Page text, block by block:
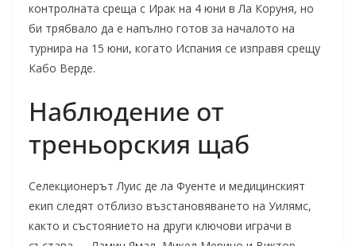
контролната среща с Ирак на 4 юни в Ла Коруня, но
би трябвало да е напълно готов за началото на
турнира на 15 юни, когато Испания се изправя срещу
Кабо Верде.
Наблюдение от
треньорския щаб
Селекционерът Луис де ла Фуенте и медицинският
екип следят отблизо възстановяването на Уилямс,
както и състоянието на други ключови играчи в